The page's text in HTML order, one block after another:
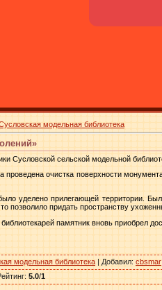
модельная библиотека
Сусловской сельской модельной
очистка поверхности
уделено прилегающей территории.
позволило придать пространству
памятник вновь приобрел
модельная библиотека | Добавил: cbsmar
: 5.0/1